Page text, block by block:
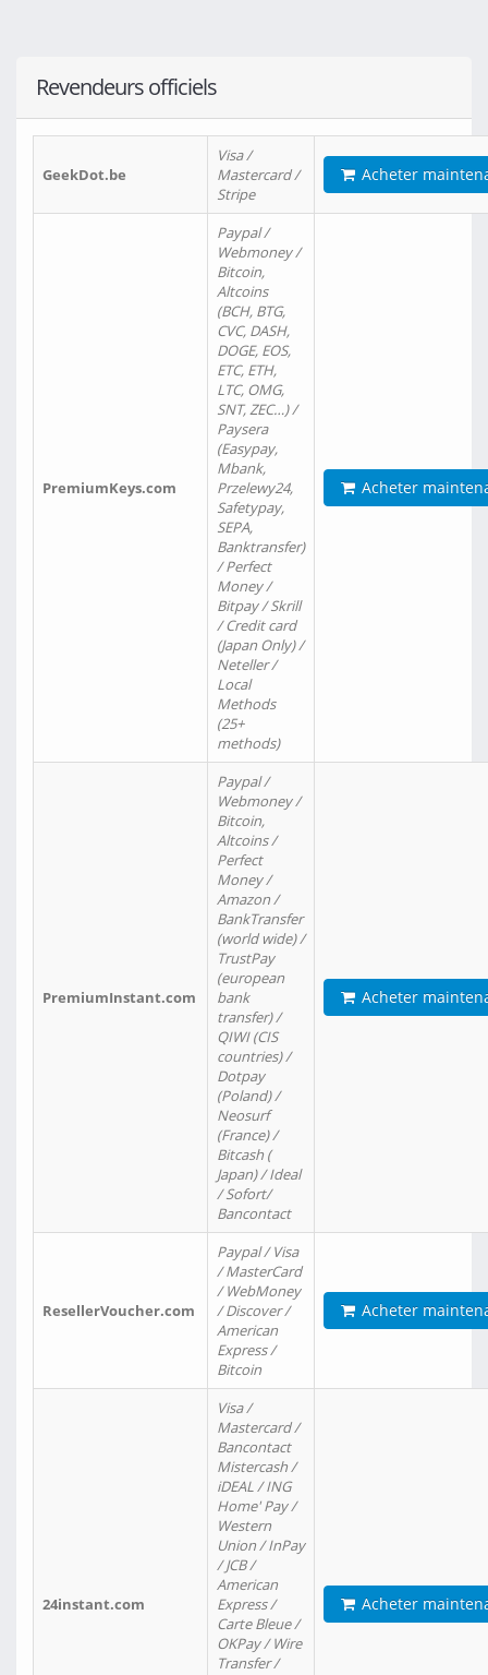
Revendeurs officiels
GeekDot.be
Visa /
Mastercard /
Stripe
Acheter
PremiumKeys.com
Paypal /
Webmoney /
Bitcoin,
Altcoins
(BCH, BTG,
CVC, DASH,
DOGE, EOS,
ETC, ETH,
LTC, OMG,
SNT, ZEC…) /
Paysera
(Easypay,
Mbank,
Przelewy24,
Safetypay,
SEPA,
Banktransfer)
/ Perfect
Money /
Bitpay / Skrill
/ Credit card
(Japan Only) /
Neteller /
Local
Methods
(25+
methods)
Acheter
PremiumInstant.com
Paypal /
Webmoney /
Bitcoin,
Altcoins /
Perfect
Money /
Amazon /
BankTransfer
(world wide) /
TrustPay
(european
bank
transfer) /
QIWI (CIS
countries) /
Dotpay
(Poland) /
Neosurf
(France) /
Bitcash (
Japan) / Ideal
/ Sofort/
Bancontact
Acheter
ResellerVoucher.com
Paypal / Visa
/ MasterCard
/ WebMoney
/ Discover /
American
Express /
Bitcoin
Acheter
24instant.com
Visa /
Mastercard /
Bancontact
Mistercash /
iDEAL / ING
Home' Pay /
Western
Union / InPay
/ JCB /
American
Express /
Carte Bleue /
OKPay / Wire
Transfer /
Acheter